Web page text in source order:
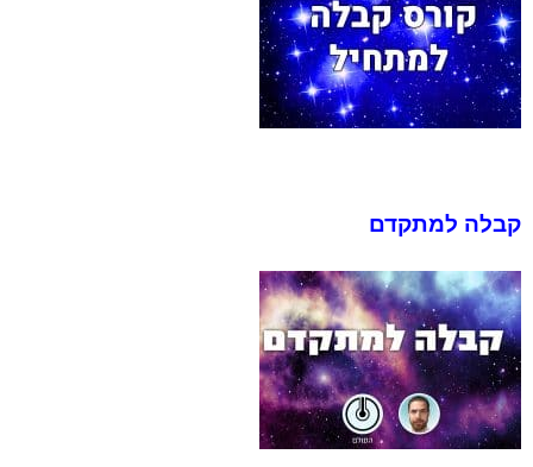
קבלה למתקדם